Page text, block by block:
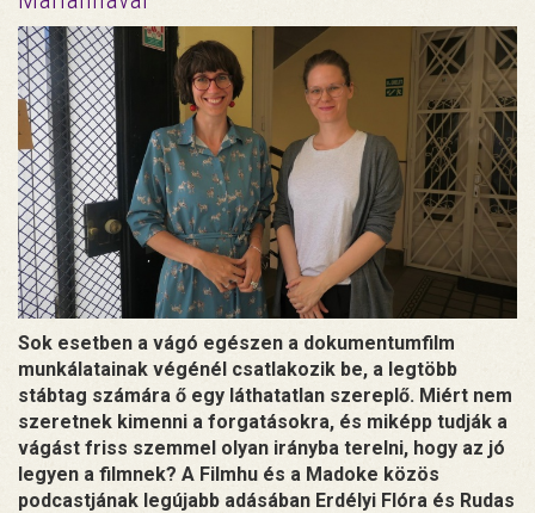
Sok esetben a vágó egészen a dokumentumfilm
munkálatainak végénél csatlakozik be, a legtöbb
stábtag számára ő egy láthatatlan szereplő. Miért nem
szeretnek kimenni a forgatásokra, és miképp tudják a
vágást friss szemmel olyan irányba terelni, hogy az jó
legyen a filmnek? A Filmhu és a Madoke közös
podcastjának legújabb adásában Erdélyi Flóra és Rudas